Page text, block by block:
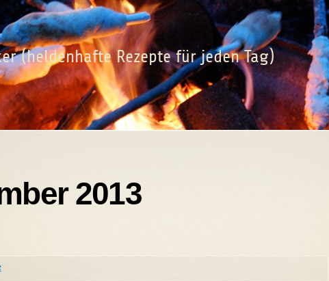
(heldenhafte Rezepte für jeden Tag)
2013